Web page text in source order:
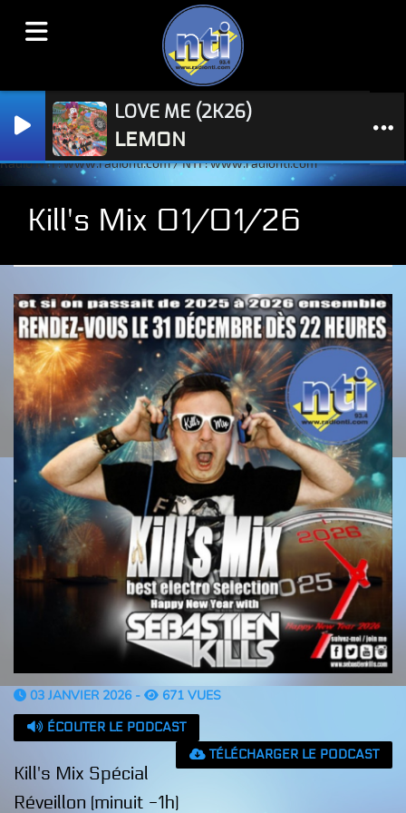
Radio NTI : www.radionti.com / NTI : www.radionti.com
LOVE ME (2K26)
LEMON
Kill's Mix 01/01/26
03 JANVIER 2026 - 671 VUES
ÉCOUTER LE PODCAST
TÉLÉCHARGER LE PODCAST
Kill's Mix Spécial
Réveillon (minuit -1h)